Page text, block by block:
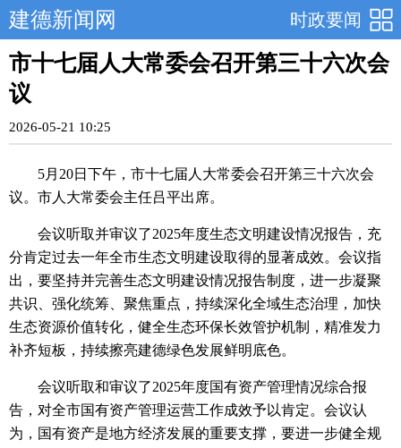
时政要闻
建德新闻网
市十七届人大常委会召开第三十六次会
议
2026-05-21 10:25
5月20日下午，市十七届人大常委会召开第三十六次会
议。市人大常委会主任吕平出席。
会议听取并审议了2025年度生态文明建设情况报告，充
分肯定过去一年全市生态文明建设取得的显著成效。会议指
出，要坚持并完善生态文明建设情况报告制度，进一步凝聚
共识、强化统筹、聚焦重点，持续深化全域生态治理，加快
生态资源价值转化，健全生态环保长效管护机制，精准发力
补齐短板，持续擦亮建德绿色发展鲜明底色。
会议听取和审议了2025年度国有资产管理情况综合报
告，对全市国有资产管理运营工作成效予以肯定。会议认
为，国有资产是地方经济发展的重要支撑，要进一步健全规